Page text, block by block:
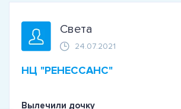
Света
24.07.2021
НЦ "РЕНЕССАНС"
Вылечили дочку